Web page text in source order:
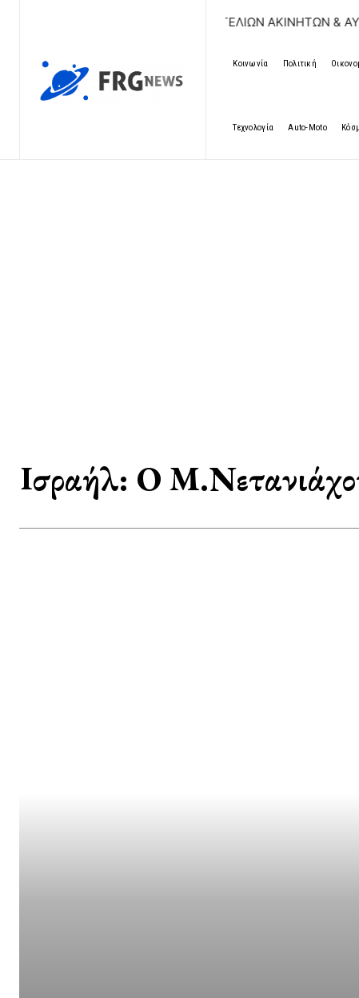
ΔΩΡΕΑΝ ΚΑΤΑΧΩΡΗΣΗ ΑΓΓΕΛΙΩΝ ΑΚΙΝΗΤΩΝ &
Κοινωνία Πολιτική
Τεχνολογία Auto-Moto
Ισραήλ: Ο